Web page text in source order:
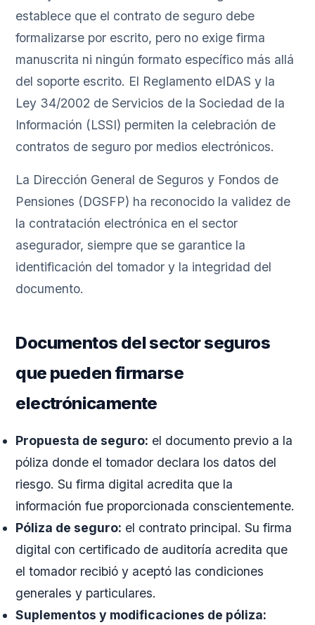
establece que el contrato de seguro debe
formalizarse por escrito, pero no exige firma
manuscrita ni ningún formato específico más allá
del soporte escrito. El Reglamento eIDAS y la
Ley 34/2002 de Servicios de la Sociedad de la
Información (LSSI) permiten la celebración de
contratos de seguro por medios electrónicos.
La Dirección General de Seguros y Fondos de
Pensiones (DGSFP) ha reconocido la validez de
la contratación electrónica en el sector
asegurador, siempre que se garantice la
identificación del tomador y la integridad del
documento.
Documentos del sector seguros
que pueden firmarse
electrónicamente
Propuesta de seguro: el documento previo a la
póliza donde el tomador declara los datos del
riesgo. Su firma digital acredita que la
información fue proporcionada conscientemente.
Póliza de seguro: el contrato principal. Su firma
digital con certificado de auditoría acredita que
el tomador recibió y aceptó las condiciones
generales y particulares.
Suplementos y modificaciones de póliza: